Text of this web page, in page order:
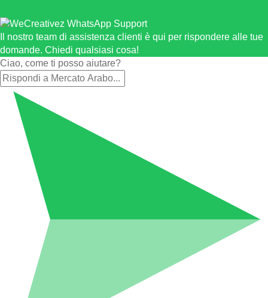
Il nostro team di assistenza clienti è qui per rispondere alle tue
domande. Chiedi qualsiasi cosa!
Ciao, come ti posso aiutare?